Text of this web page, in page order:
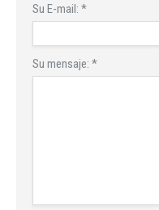
Su E-mail: *
Su mensaje: *